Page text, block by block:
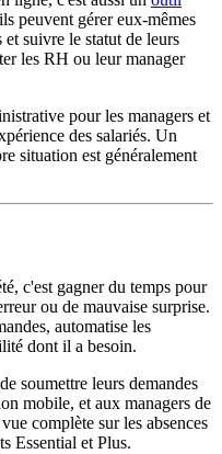
peuvent gérer eux-mêmes
et suivre le statut de leurs
les RH ou leur manager
pour les managers et
des salariés. Un
situation est généralement
c'est gagner du temps pour
ou de mauvaise surprise.
automatise les
dont il a besoin.
soumettre leurs demandes
mobile, et aux managers de
complète sur les absences
Essential et Plus.